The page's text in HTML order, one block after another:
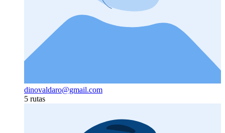
dinovaldaro@gmail.com
5 rutas